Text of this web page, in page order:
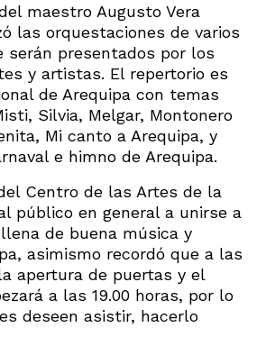
maestro Augusto Vera
las orquestaciones de varios
serán presentados por los
y artistas. El repertorio es
de Arequipa con temas
Silvia, Melgar, Montonero
Mi canto a Arequipa, y
e himno de Arequipa.
Centro de las Artes de la
público en general a unirse a
de buena música y
asimismo recordó que a las
apertura de puertas y el
a las 19.00 horas, por lo
deseen asistir, hacerlo